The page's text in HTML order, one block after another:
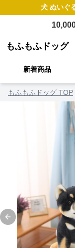
犬 ぬいぐ
もふもふドッグ
新着商品
もふもふドッグ TOP
Previous slide